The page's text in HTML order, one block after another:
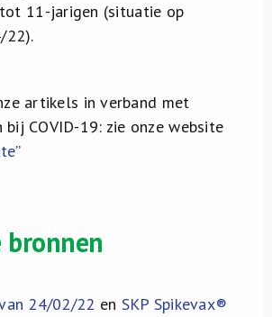
11-jarigen (situatie op
22).
artikels in verband met
bij COVID-19: zie onze website
”
bronnen
24/02/22 en SKP Spikevax®